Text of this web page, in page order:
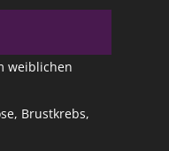
weiblichen
Brustkrebs,